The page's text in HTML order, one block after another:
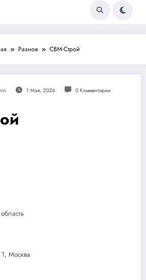
Разное СВМ-Строй
1 Мая, 2026 0 Комментарии
Москва